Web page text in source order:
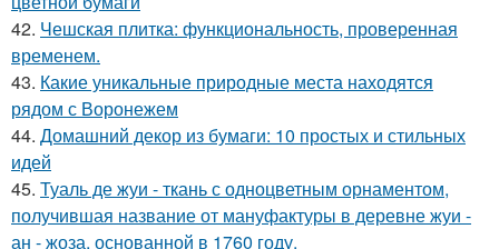
42. Чешская плитка: функциональность, проверенная
временем.
43. Какие уникальные природные места находятся
рядом с Воронежем
44. Домашний декор из бумаги: 10 простых и стильных
идей
45. Туаль де жуи - ткань с одноцветным орнаментом,
получившая название от мануфактуры в деревне жуи -
ан - жоза, основанной в 1760 году.